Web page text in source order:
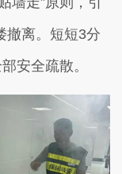
撤离。短短3分
安全疏散。